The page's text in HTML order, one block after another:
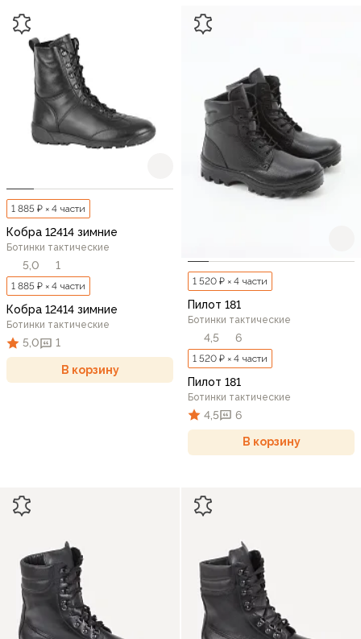
1 885 ₽ × 4 части
Кобра 12414 зимние
Ботинки тактические
5,0 1
1 885 ₽ × 4 части
Кобра 12414 зимние
Ботинки тактические
5,0 1
В корзину
1 520 ₽ × 4 части
Пилот 181
Ботинки тактические
4,5 6
1 520 ₽ × 4 части
Пилот 181
Ботинки тактические
4,5 6
В корзину